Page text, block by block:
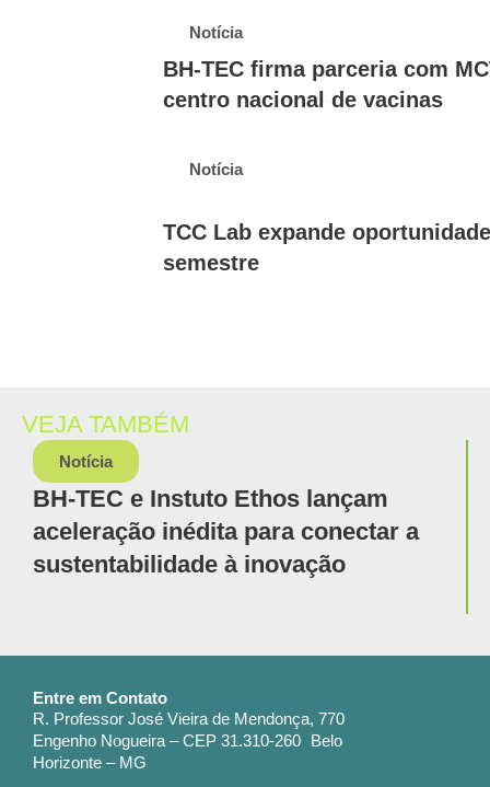
Notícia
BH-TEC firma parceria com
centro nacional de vacinas
Notícia
TCC Lab expande
semestre
VEJA TAMBÉM
Notícia
BH-TEC e Instuto Ethos lançam
aceleração inédita para conectar a
sustentabilidade à inovação
Entre em Contato
R. Professor José Vieira de Mendonça, 770
Engenho Nogueira – CEP 31.310-260 Belo
Horizonte – MG